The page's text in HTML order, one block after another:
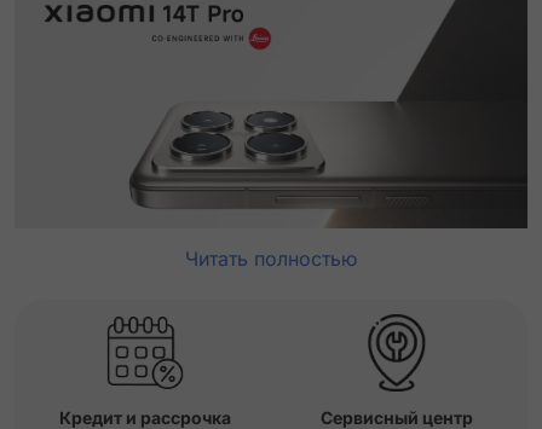
Читать полностью
Кредит и рассрочка Сервисный центр